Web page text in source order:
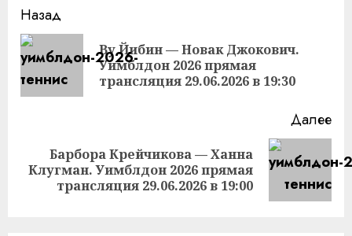
Продолжить
чтение
Назад
Ву Йибин — Новак Джокович.
Уимблдон 2026 прямая
трансляция 29.06.2026 в 19:30
Далее
Следующая
запись:
Барбора Крейчикова — Ханна
Клугман. Уимблдон 2026 прямая
трансляция 29.06.2026 в 19:00